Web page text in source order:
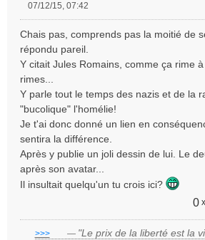
s
s
a
g
e
n
l
u
07/12/15, 07:42
Chais pas, comprends pas la moitié de
répondu pareil.
Y citait Jules Romains, comme ça rime
rimes...
Y parle tout le temps des nazis et de la
"bucolique" l'homélie!
Je t'ai donc donné un lien en
sentira la différence.
Après y publie un joli dessin de lui. Le
après son avatar...
Il insultait quelqu'un tu crois ici?
0 x
>>>___ — "Le prix de la liberté est la